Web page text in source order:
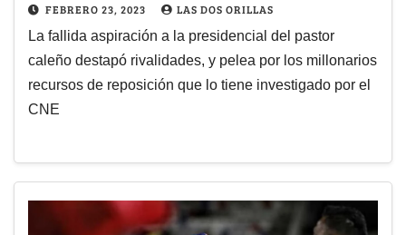
FEBRERO 23, 2023 LAS DOS ORILLAS
La fallida aspiración a la presidencial del pastor
caleño destapó rivalidades, y pelea por los millonarios
recursos de reposición que lo tiene investigado por el
CNE